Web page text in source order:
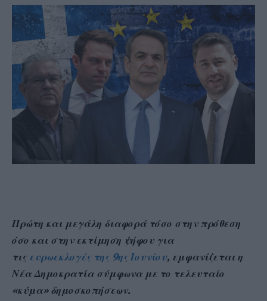
Πρώτη και μεγάλη διαφορά τόσο στην πρόθεση
όσο και στην εκτίμηση ψήφου για
τιςευρωεκλογές της 9ης Ιουνίου, εμφανίζεται η
Νέα Δημοκρατία σύμφωνα με το τελευταίο
«κύμα» δημοσκοπήσεων.